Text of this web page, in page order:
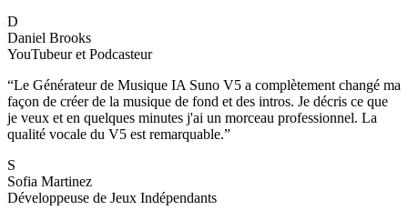
D
Daniel Brooks
YouTubeur et Podcasteur
“Le Générateur de Musique IA Suno V5 a complètement changé ma
façon de créer de la musique de fond et des intros. Je décris ce que
je veux et en quelques minutes j'ai un morceau professionnel. La
qualité vocale du V5 est remarquable.”
S
Sofia Martinez
Développeuse de Jeux Indépendants